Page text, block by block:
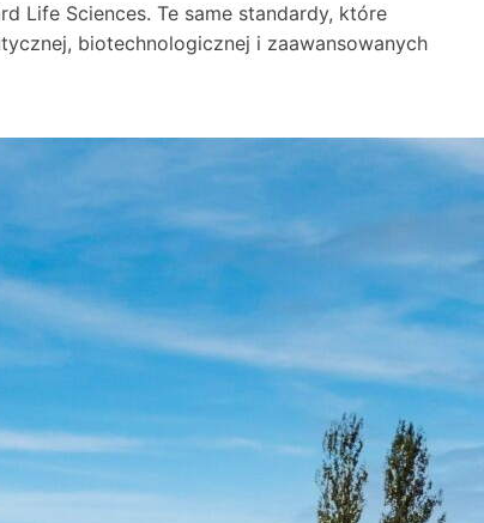
Life Sciences. Te same standardy, które
biotechnologicznej i zaawansowanych